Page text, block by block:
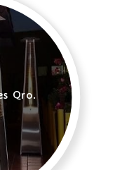
Qro.